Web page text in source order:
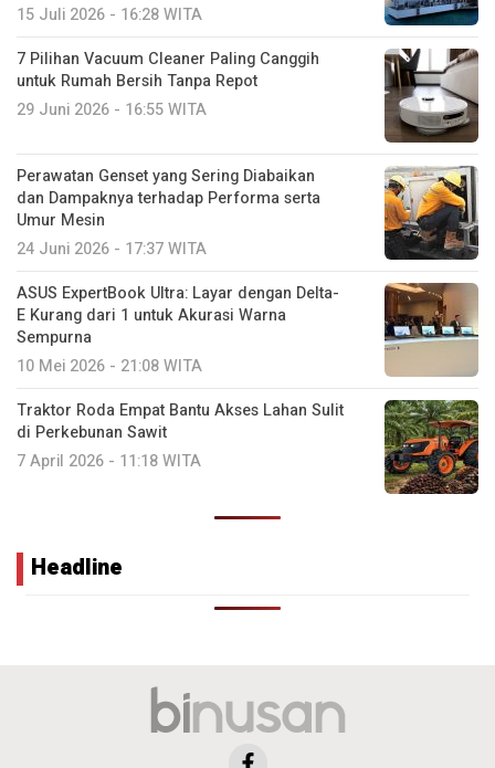
15 Juli 2026 - 16:28 WITA
7 Pilihan Vacuum Cleaner Paling Canggih
untuk Rumah Bersih Tanpa Repot
29 Juni 2026 - 16:55 WITA
Perawatan Genset yang Sering Diabaikan
dan Dampaknya terhadap Performa serta
Umur Mesin
24 Juni 2026 - 17:37 WITA
ASUS ExpertBook Ultra: Layar dengan Delta-
E Kurang dari 1 untuk Akurasi Warna
Sempurna
10 Mei 2026 - 21:08 WITA
Traktor Roda Empat Bantu Akses Lahan Sulit
di Perkebunan Sawit
7 April 2026 - 11:18 WITA
Headline